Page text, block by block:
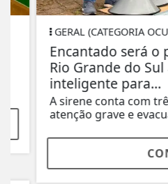
GERAL (CATEGORIA OCULTA)
Encantado será o
Rio Grande do Sul a
inteligente para...
A sirene conta com três
atenção grave e